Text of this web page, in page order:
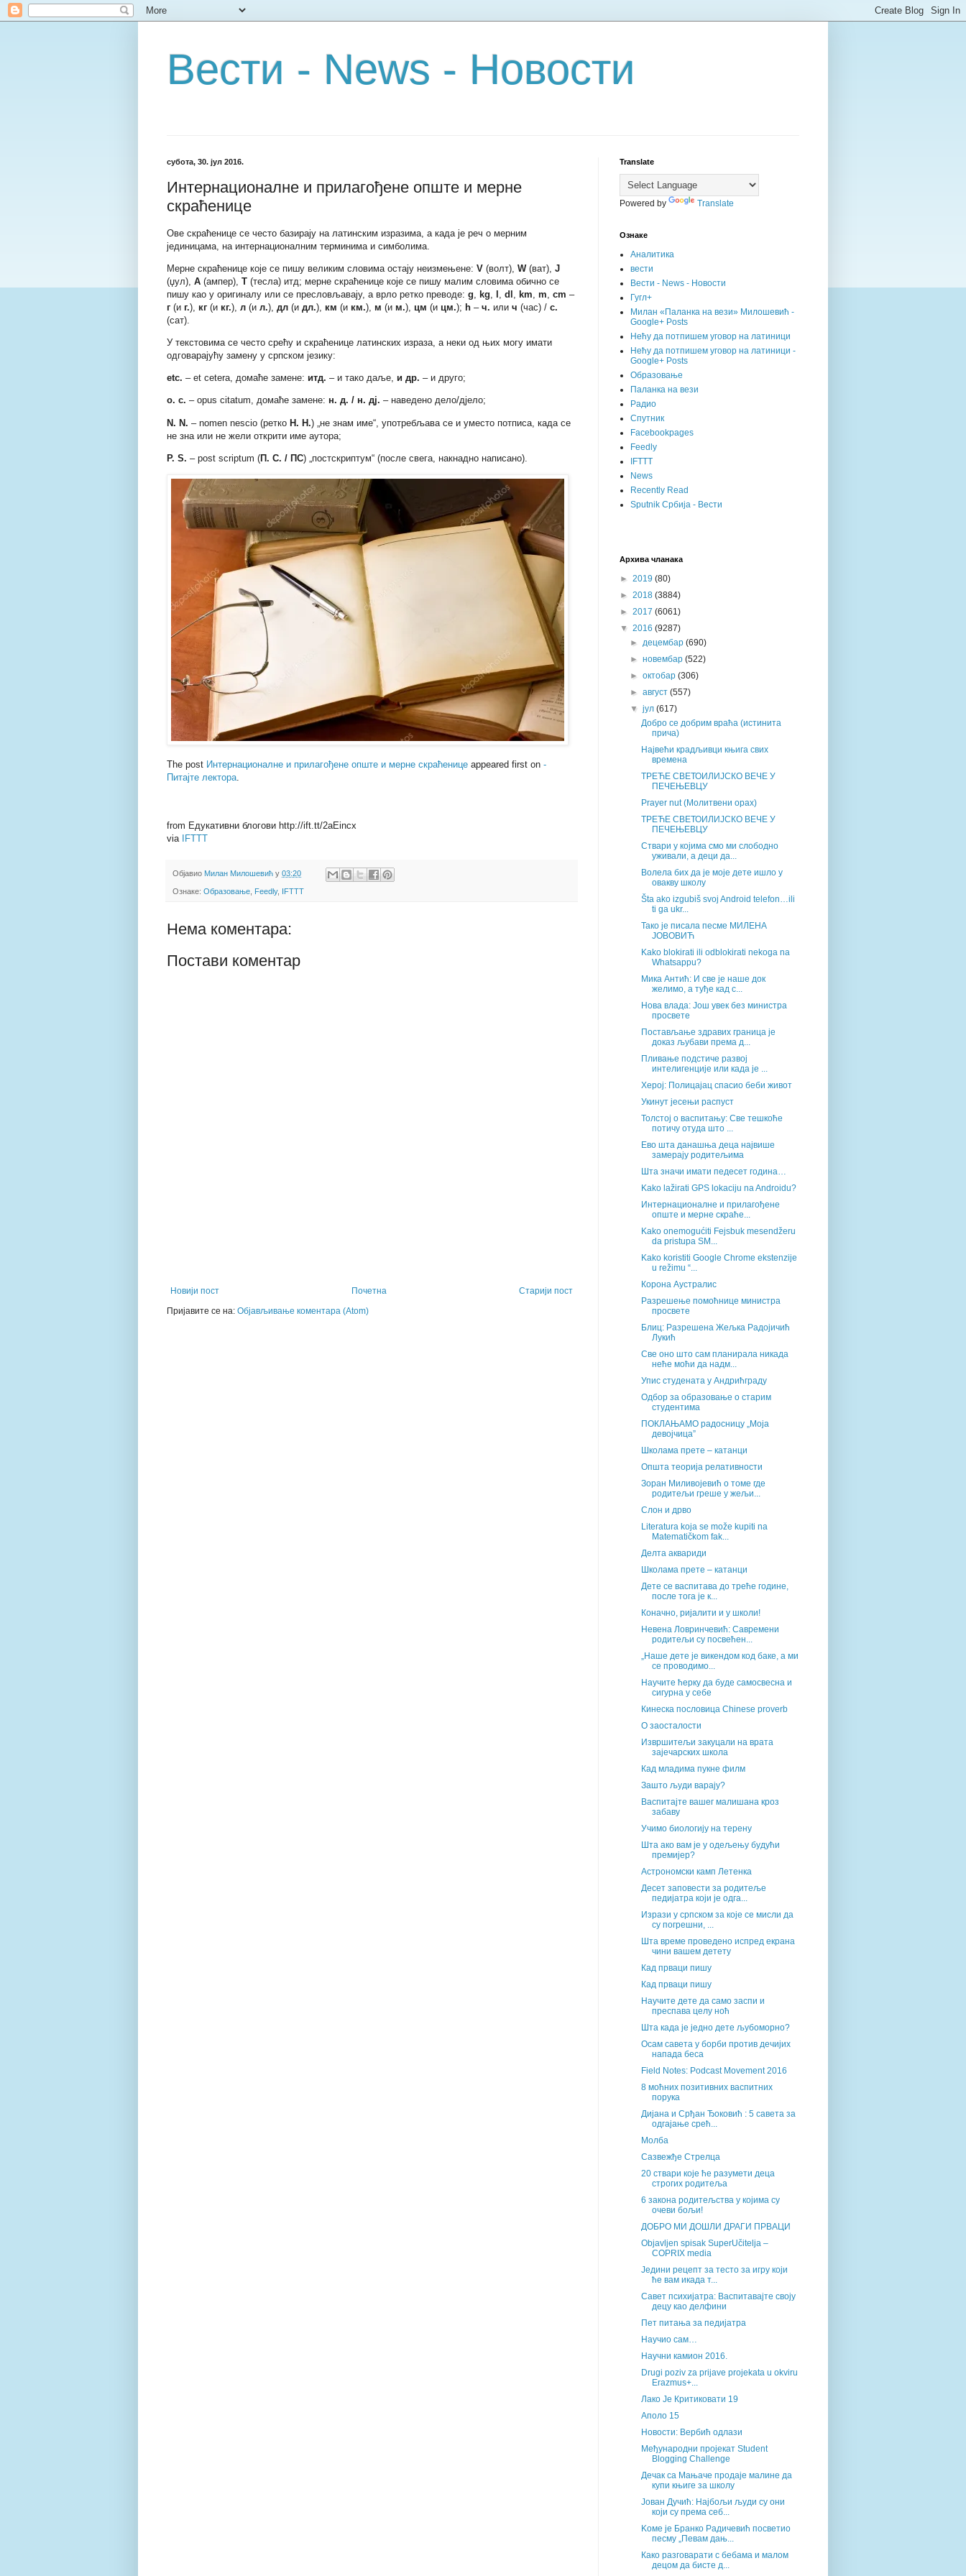
Вести - News - Новости
субота, 30. јул 2016.
Интернационалне и прилагођене опште и мерне
скраћенице
Ове скраћенице се често базирају на латинским изразима, а када је реч о мерним
јединицама, на интернационалним терминима и симболима.
Мерне скраћенице које се пишу великим словима остају неизмењене: V (волт), W(ват), J
(џул), А (ампер), Т (тесла) итд; мерне скраћенице које се пишу малим словима обично се
пишу као у оригиналу или се пресловљавају, а врло ретко преводе: g kg dl km m cm –
г (и г.), кг (и кг.), л (и л.), дл (и дл.), км (и км.), м (и м.), цм (и цм.); h – ч. или ч (час) / с.
(сат).
У текстовима се често срећу и скраћенице латинских израза, а неки од њих могу имати
одговарајућу замену у српском језику:
etc. – et cetera, домаће замене: итд. – и тако даље, и др. – и друго;
o. c. – opus citatum, домаће замене: н. д. / н. дј. – наведено дело/дјело;
N. N. – nomen nescio (ретко Н. Н.) „не знам име“, употребљава се и уместо потписа, када се
не зна или не жели открити име аутора;
P. S. – post scriptum (П. С. / ПС) „постскриптум“ (после свега, накнадно написано).
The post Интернационалне и прилагођене опште и мерне скраћенице appeared first on -
Питајте лектора.
from Едукативни блогови http://ift.tt/2aEincx
via IFTTT
Објавио Милан Милошевић у 03:20
Ознаке: Образовање Feedly, IFTTT
Нема коментара:
Постави коментар
Новији пост Старији пост
Почетна
Пријавите се на: Објављивање коментара (Atom)
Translate
Powered by Translate
Ознаке
Аналитика
вести
Вести - News - Новости
Гугл+
Милан «Паланка на вези» Милошевић -
Google+ Posts
Нећу да потпишем уговор на латиници
Нећу да потпишем уговор на латиници -
Google+ Posts
Образовање
Паланка на вези
Радио
Спутник
Facebookpages
Feedly
IFTTT
News
Recently Read
Sputnik Србија - Вести
Архива чланака
► 2019 (80)
► 2018 (3884)
► 2017 (6061)
▼ 2016 (9287)
►децембар(690)
►новембар(522)
►октобар(306)
►август(557)
▼јул(617)
Добро се добрим враћа (истинита
прича)
Највећи крадљивци књига свих
времена
ТРЕЋЕ СВЕТОИЛИЈСКО ВЕЧЕ У
ПЕЧЕЊЕВЦУ
Prayer nut (Молитвени орах)
ТРЕЋЕ СВЕТОИЛИЈСКО ВЕЧЕ У
ПЕЧЕЊЕВЦУ
Ствари у којима смо ми слободно
уживали, а деци да...
Волела бих да је моје дете ишло у
овакву школу
Šta ako izgubiš svoj Android telefon…ili
ti ga ukr...
Тако је писала песме МИЛЕНА
ЈОВОВИЋ
Kako blokirati ili odblokirati nekoga na
Whatsappu?
Мика Антић: И све је наше док
желимо, а туђе кад с...
Нова влада: Још увек без министра
просвете
Постављање здравих граница је
доказ љубави према д...
Пливање подстиче развој
интелигенције или када је ...
Херој: Полицајац спасио беби живот
Укинут јесењи распуст
Толстој о васпитању: Све тешкоће
потичу отуда што ...
Ево шта данашња деца највише
замерају родитељима
Шта значи имати педесет година…
Kako lažirati GPS lokaciju na Androidu?
Интернационалне и прилагођене
опште и мерне скраће...
Kako onemogućiti Fejsbuk mesendžeru
da pristupa SM...
Kako koristiti Google Chrome ekstenzije
u režimu “...
Корона Аустралис
Разрешење помоћнице министра
просвете
Блиц: Разрешена Жељка Радојичић
Лукић
Све оно што сам планирала никада
неће моћи да надм...
Упис студената у Андрићграду
Одбор за образовање о старим
студентима
ПОКЛАЊАМО радосницу „Моја
девојчица”
Школама прете – катанци
Општа теорија релативности
Зоран Миливојевић о томе где
родитељи греше у жељи...
Слон и дрво
Literatura koja se može kupiti na
Matematičkom fak...
Делта аквариди
Школама прете – катанци
Дете се васпитава до треће године,
после тога је к...
Коначно, ријалити и у школи!
Невена Ловринчевић: Савремени
родитељи су посвећен...
„Наше дете је викендом код баке, а ми
се проводимо...
Научите ћерку да буде самосвесна и
сигурна у себе
Кинеска пословица Chinese proverb
О заосталости
Извршитељи закуцали на врата
зајечарских школа
Кад младима пукне филм
Зашто људи варају?
Васпитајте вашег малишана кроз
забаву
Учимо биологију на терену
Шта ако вам је у одељењу будући
премијер?
Астрономски камп Летенка
Десет заповести за родитеље
педијатра који је одга...
Изрази у српском за које се мисли да
су погрешни, ...
Шта време проведено испред екрана
чини вашем детету
Кад прваци пишу
Кад прваци пишу
Научите дете да само заспи и
преспава целу ноћ
Шта када је једно дете љубоморно?
Осам савета у борби против дечијих
напада беса
Field Notes: Podcast Movement 2016
8 моћних позитивних васпитних
порука
Дијана и Срђан Ђоковић : 5 савета за
одгајање срећ...
Молба
Сазвежђе Стрелца
20 ствари које ће разумети деца
строгих родитеља
6 закона родитељства у којима су
очеви бољи!
ДОБРО МИ ДОШЛИ ДРАГИ ПРВАЦИ
Objavljen spisak SuperUčitelja –
COPRIX media
Једини рецепт за тесто за игру који
ће вам икада т...
Савет психијатра: Васпитавајте своју
децу као делфини
Пет питања за педијатра
Научио сам…
Научни камион 2016.
Drugi poziv za prijave projekata u okviru
Erazmus+...
Лако Је Критиковати 19
Аполо 15
Новости: Вербић одлази
Међународни пројекат Student
Blogging Challenge
Дечак са Мањаче продаје малине да
купи књиге за школу
Јован Дучић: Најбољи људи су они
који су према себ...
Koме је Бранко Радичевић посветио
песму „Певам дањ...
Како разговарати с бебама и малом
децом да бисте д...